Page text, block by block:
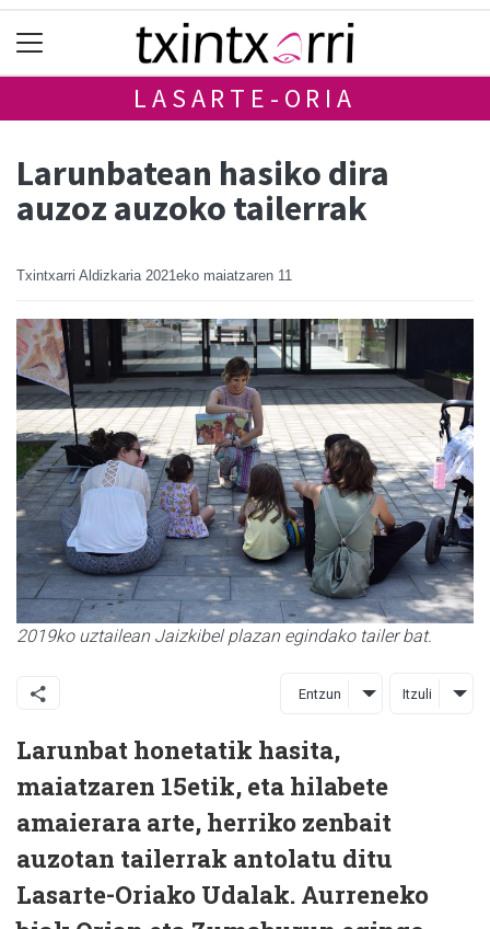
LASARTE-ORIA
Larunbatean hasiko dira
auzoz auzoko tailerrak
Txintxarri Aldizkaria 2021eko maiatzaren 11
2019ko uztailean Jaizkibel plazan egindako tailer bat.
Entzun Itzuli
Larunbat honetatik hasita,
maiatzaren 15etik, eta hilabete
amaierara arte, herriko zenbait
auzotan tailerrak antolatu ditu
Lasarte-Oriako Udalak. Aurreneko